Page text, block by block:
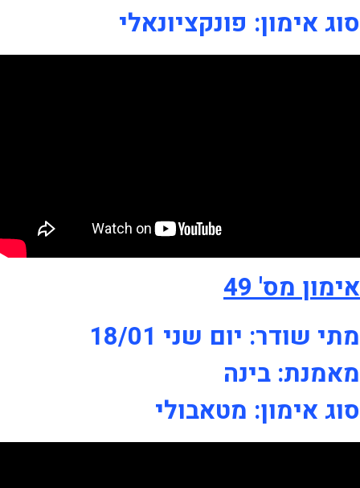
סוג אימון: פונקציונאלי
אימון מס' 49
מתי שודר: יום שני 18/01
מאמנת: בינה
סוג אימון: מטאבולי